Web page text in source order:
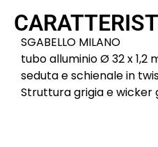
SGABELLO MILANO
tubo alluminio Ø 32 x 1,2
seduta e schienale in
Struttura grigia e wicker